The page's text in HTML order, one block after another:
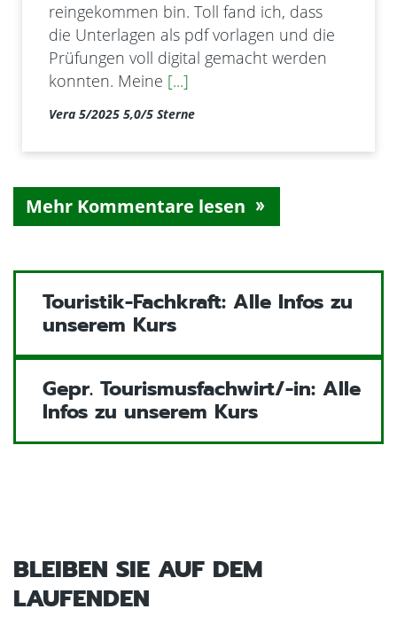
können. Es war eine wirklich tolle
Frau Groth hat mich bestens
der gesamten Zeit betreut und ich
Jessica1/2025
Mehr Kommentare lesen
Touristik-Fachkraft: Alle Infos zu
unserem Kurs
Gepr. Tourismusfachwirt/-in: Alle
Infos zu unserem Kurs
BLEIBEN SIE AUF DEM
LAUFENDEN